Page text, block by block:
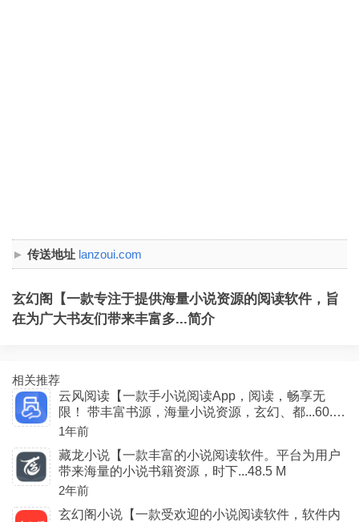
传送地址 lanzoui.com
玄幻阁【一款专注于提供海量小说资源的阅读软件，旨
在为广大书友们带来丰富多...简介
相关推荐
云风阅读【一款手小说阅读App，阅读，畅享无
限！ 带丰富书源，海量小说资源，玄幻、都...60.5
M
1年前
藏龙小说【一款丰富的小说阅读软件。平台为用户
带来海量的小说书籍资源，时下...48.5 M
2年前
玄幻阁小说【一款受欢迎的小说阅读软件，软件内